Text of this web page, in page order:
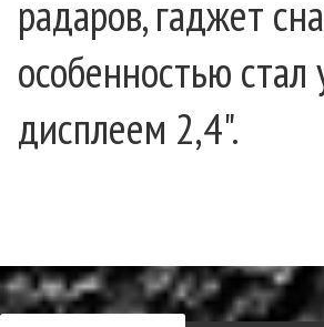
радаров, гаджет
особенностью
дисплеем 2,4".